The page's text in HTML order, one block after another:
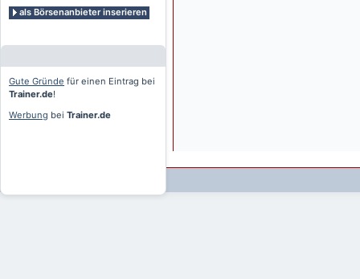
als Börsenanbieter inserieren
Gute Gründe für einen Eintrag bei
Trainer.de!
Werbung bei Trainer.de